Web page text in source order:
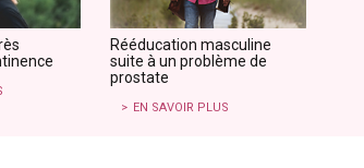
Rééducation masculine
suite à un problème de
prostate
EN SAVOIR PLUS